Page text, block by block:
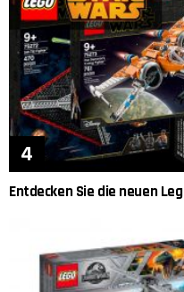
Entdecken Sie die neuen